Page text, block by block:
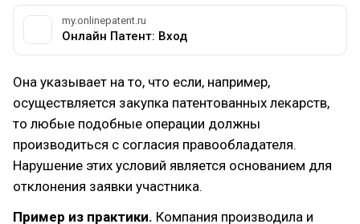
my.onlinepatent.ru
Онлайн Патент: Вход
Она указывает на то, что если, например,
осуществляется закупка патентованных лекарств,
то любые подобные операции должны
производиться с согласия правообладателя.
Нарушение этих условий является основанием для
отклонения заявки участника.
Пример из практики. Компания производила и